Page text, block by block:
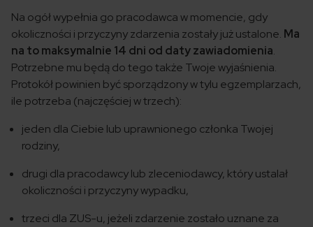
Na ogół wypełnia go pracodawca w momencie, gdy
okoliczności i przyczyny zdarzenia zostały już ustalone. Ma
na to maksymalnie 14 dni od daty zawiadomienia.
Potrzebne mu będą do tego także Twoje wyjaśnienia.
Protokół powinien być sporządzony w tylu egzemplarzach,
ile potrzeba (najczęściej w trzech):
jeden dla Ciebie lub uprawnionego członka Twojej
rodziny,
drugi dla pracodawcy lub zleceniodawcy, który ustalał
okoliczności i przyczyny wypadku,
trzeci dla ZUS-u, jeżeli zdarzenie zostało uznane za